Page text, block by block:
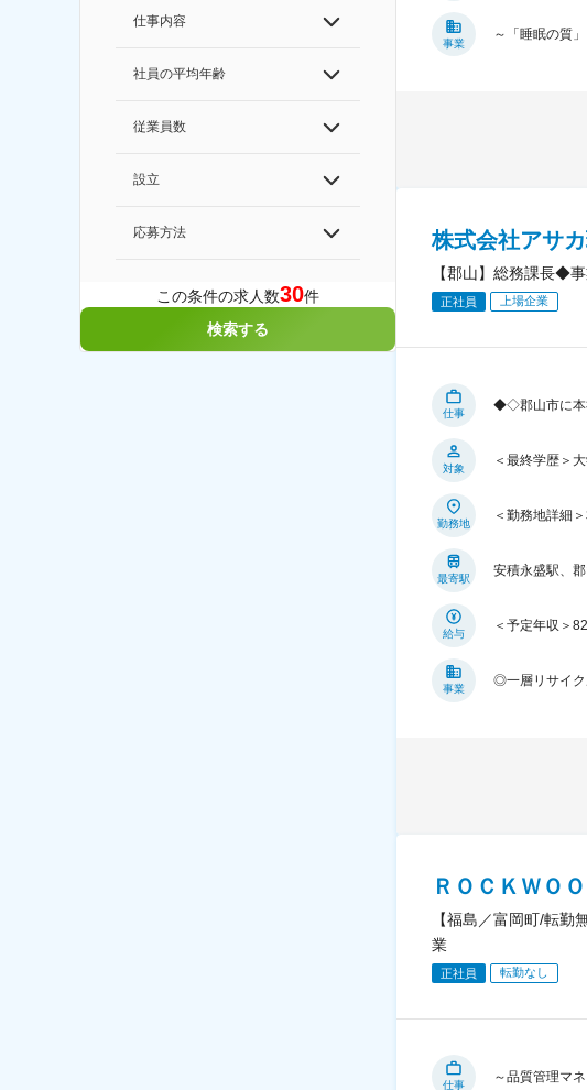
仕事内容
社員の平均年齢
従業員数
設立
応募方法
この条件の求人数30件
検索する
事業
～「睡眠の質
株式会社アサ
【郡山】総務課長◆
正社員 上場企業
仕事
◆◇郡山市に本
対象
＜最終学歴＞
勤務地
＜勤務地詳細
最寄駅
安積永盛駅、
給与
＜予定年収＞
事業
◎一層リサイク
ＲＯＣＫＷＯ
【福島／富岡町/転
業
正社員 転勤なし
仕事
～品質管理マ